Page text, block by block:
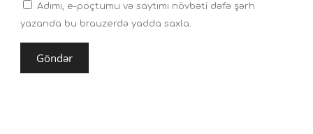
Adımı, e-poçtumu və saytımı növbəti dəfə şərh
yazanda bu brauzerdə yadda saxla.